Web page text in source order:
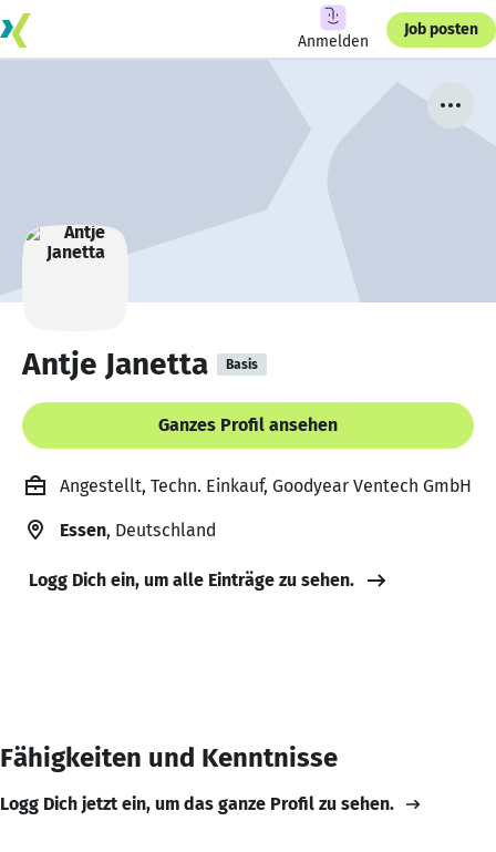
Anmelden
Job posten
Antje Janetta Basis
Ganzes Profil ansehen
Angestellt, Techn. Einkauf, Goodyear Ventech GmbH
Essen, Deutschland
Logg Dich ein, um alle Einträge zu sehen.
Fähigkeiten und Kenntnisse
Logg Dich jetzt ein, um das ganze Profil zu sehen.